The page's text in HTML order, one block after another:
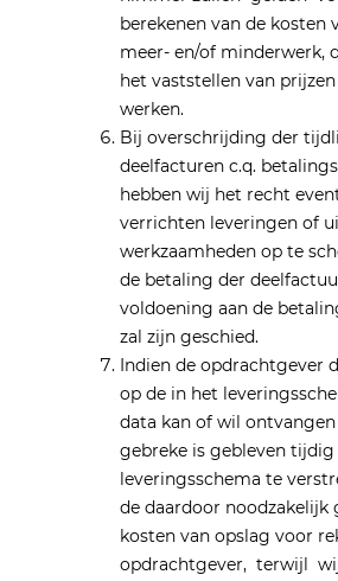
berekenen van de kosten
meer- en/of minderwerk,
het vaststellen van
werken.
Bij overschrijding der
deelfacturen c.q.
hebben wij het recht
verrichten leveringen of
werkzaamheden op te
de betaling der
voldoening aan de
zal zijn geschied.
Indien de opdrachtgever
op de in het
data kan of wil
gebreke is gebleven tijdig
leveringsschema te
de daardoor noodzakelijk
kosten van opslag voor
opdrachtgever, terwijl